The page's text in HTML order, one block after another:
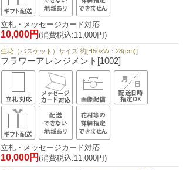
立札・メッセージカード対応
10,000円 (消費税込:11,000円)
生花（バスケット）サイズ 約[H50×W：28(cm)]
フラワーアレンジメント[1002]
立札・メッセージカード対応
10,000円 (消費税込:11,000円)